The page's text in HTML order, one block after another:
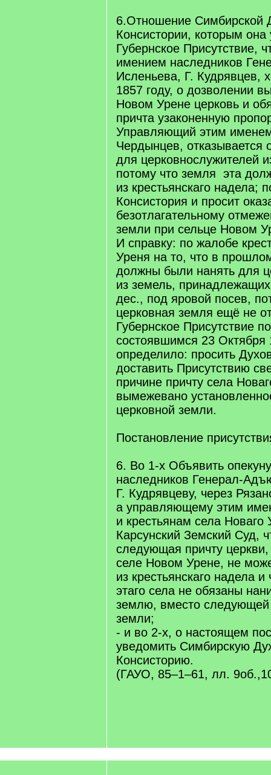
6.Отношение Симбирской
Консистории, которым она
Губернское Присутствие,
имением наследников
Исленьева, Г. Кудрявцев,
1857 году, о дозволении
Новом Урене церковь и
причта узаконенную
Управляющий этим
Чердынцев, отказывается
для церковнослужителей
потому что земля эта
из крестьянскаго надела;
Консистория и просит
безотлагательному
земли при сельце Новом
И справку: по жалобе
Уреня на то, что в
должны были нанять для
из земель,
дес., под яровой посев,
церковная земля ещё не
Губернское Присутствие
состоявшимся 23 Октября
определило: просить
доставить Присутствию
причине причту села
вымежевано
церковной земли.
Постановление
6. Во 1-х Объявить
наследников Генерал-
Г. Кудрявцеву, через
а управляющему этим
и крестьянам села Новаго
Карсунский Земский Суд,
следующая причту
селе Новом Урене, не
из крестьянскаго надела и
этаго села не обязаны
землю, вместо следующей
земли;
- и во 2-х, о настоящем
уведомить Симбирскую
Консисторию.
(ГАУО, 85–1–61, лл.